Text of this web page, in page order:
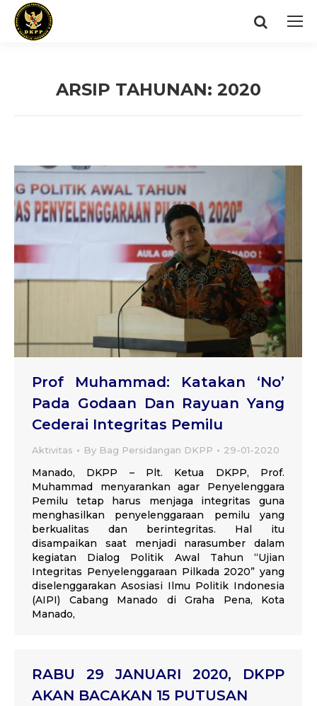
Search:
ARSIP TAHUNAN: 2020
Prof Muhammad: Katakan ‘No’
Pada Godaan Dan Rayuan Yang
Cederai Integritas Pemilu
Aktivitas By Bag Persidangan DKPP 29-01-2020
Manado, DKPP – Plt. Ketua DKPP, Prof.
Muhammad menyarankan agar Penyelenggara
Pemilu tetap harus menjaga integritas guna
menghasilkan penyelenggaraan pemilu yang
berkualitas dan berintegritas. Hal itu
disampaikan saat menjadi narasumber dalam
kegiatan Dialog Politik Awal Tahun “Ujian
Integritas Penyelenggaraan Pilkada 2020” yang
diselenggarakan Asosiasi Ilmu Politik Indonesia
(AIPI) Cabang Manado di Graha Pena, Kota
Manado,
RABU 29 JANUARI 2020, DKPP
AKAN BACAKAN 15 PUTUSAN